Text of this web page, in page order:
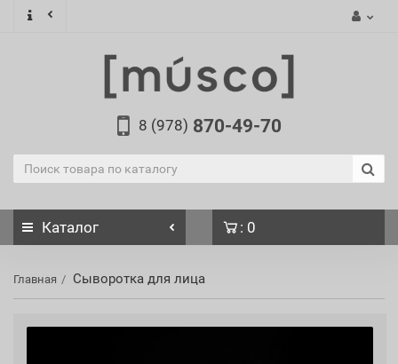
8 (978) 870-49-70
Каталог : 0
Главная Сыворотка для лица